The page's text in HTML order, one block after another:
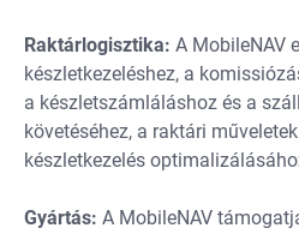
Raktárlogisztika: A MobileNAV
készletkezeléshez, a
a készletszámláláshoz és a
követéséhez, a raktári
készletkezelés
Gyártás: A MobileNAV